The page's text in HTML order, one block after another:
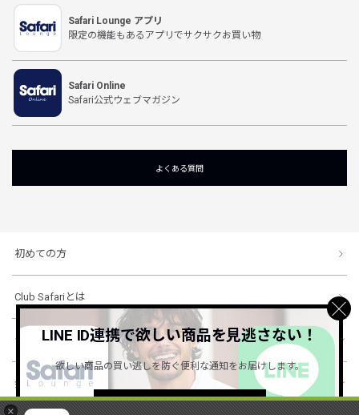
×
Safari Lounge アプリ
限定の機能もあるアプリでサクサクお買い物
Safari Online
Safari公式ウェブマガジン
よくある質問
初めての方
Club Safariとは
ショッピングガイド
会社概要・規約
LINE ID連携で欲しい商品を見逃さない！
欲しい商品の買い逃しを防ぐ便利な通知をお届けします。
詳しくはこちら ＞